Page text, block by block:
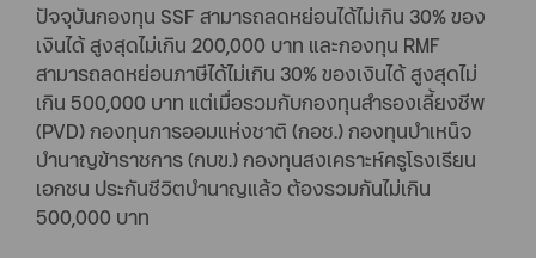
ปัจจุบันกองทุน SSF สามารถลดหย่อนได้ไม่เกิน 30% ของ
เงินได้ สูงสุดไม่เกิน 200,000 บาท และกองทุน RMF
สามารถลดหย่อนภาษีได้ไม่เกิน 30% ของเงินได้ สูงสุดไม่
เกิน 500,000 บาท แต่เมื่อรวมกับกองทุนสำรองเลี้ยงชีพ
(PVD) กองทุนการออมแห่งชาติ (กอช.) กองทุนบำเหน็จ
บำนาญข้าราชการ (กบข.) กองทุนสงเคราะห์ครูโรงเรียน
เอกชน ประกันชีวิตบำนาญแล้ว ต้องรวมกันไม่เกิน
500,000 บาท